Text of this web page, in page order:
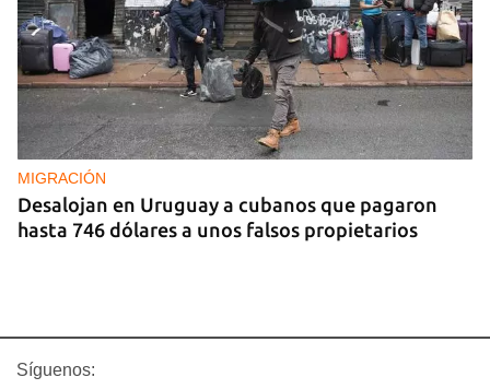
MIGRACIÓN
Desalojan en Uruguay a cubanos que pagaron
hasta 746 dólares a unos falsos propietarios
Síguenos: